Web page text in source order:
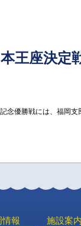
王座決定
念優勝戦には、福岡
情報 施設案